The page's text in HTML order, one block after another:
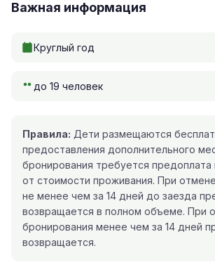
Важная информация
Круглый год
до 19 человек
Правила: Дети размещаются
предоставления дополнительного
бронирования требуется предоплата
от стоимости проживания. При
не менее чем за 14 дней до заезда
возвращается в полном объеме. При
бронирования менее чем за 14 дней
возвращается.